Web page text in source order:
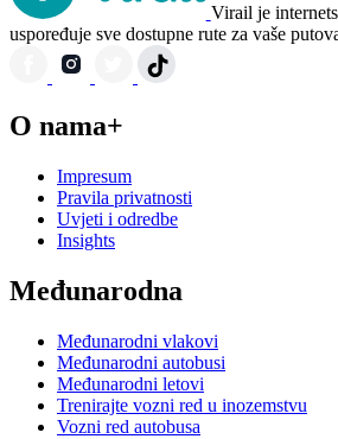
Virail je
uspoređuje sve dostupne rute za vaše
O nama+
Impresum
Pravila privatnosti
Uvjeti i odredbe
Insights
Međunarodna
Međunarodni vlakovi
Međunarodni autobusi
Međunarodni letovi
Trenirajte vozni red u inozemstvu
Vozni red autobusa